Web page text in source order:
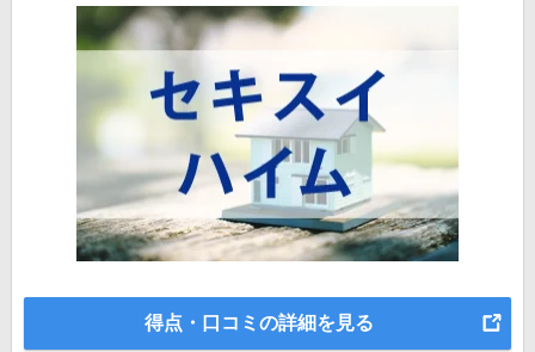
得点・口コミの詳細を見る